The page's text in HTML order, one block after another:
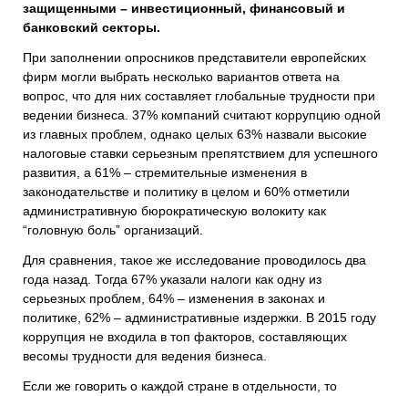
защищенными – инвестиционный, финансовый и
банковский секторы.
При заполнении опросников представители европейских
фирм могли выбрать несколько вариантов ответа на
вопрос, что для них составляет глобальные трудности при
ведении бизнеса. 37% компаний считают коррупцию одной
из главных проблем, однако целых 63% назвали высокие
налоговые ставки серьезным препятствием для успешного
развития, а 61% – стремительные изменения в
законодательстве и политику в целом и 60% отметили
административную бюрократическую волокиту как
“головную боль” организаций.
Для сравнения, такое же исследование проводилось два
года назад. Тогда 67% указали налоги как одну из
серьезных проблем, 64% – изменения в законах и
политике, 62% – административные издержки. В 2015 году
коррупция не входила в топ факторов, составляющих
весомы трудности для ведения бизнеса.
Если же говорить о каждой стране в отдельности, то